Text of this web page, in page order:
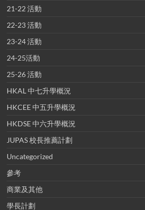
21-22 活動
22-23 活動
23-24 活動
24-25活動
25-26 活動
HKAL 中七升學概況
HKCEE 中五升學概況
HKDSE 中六升學概況
JUPAS 校長推薦計劃
Uncategorized
參考
商業及其他
學長計劃